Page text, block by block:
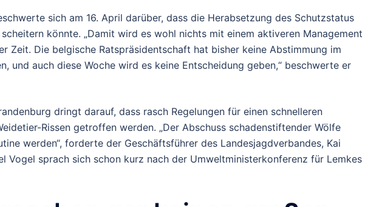
sich am 16. April darüber, dass die Herabsetzung des Schutzstatus
könnte. „Damit wird es wohl nichts mit einem aktiveren Management
Zeit. Die belgische Ratspräsidentschaft hat bisher keine Abstimmung im
und auch diese Woche wird es keine Entscheidung geben,“ beschwerte er
dringt darauf, dass rasch Regelungen für einen schnelleren
Rissen getroffen werden. „Der Abschuss schadenstiftender Wölfe
werden“, forderte der Geschäftsführer des Landesjagdverbandes, Kai
Vogel sprach sich schon kurz nach der Umweltministerkonferenz für Lemkes